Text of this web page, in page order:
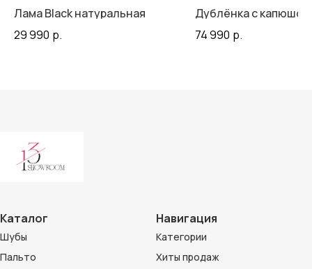
Лама Black натуральная
29 990 р.
Дублёнка с
74 990 р.
Каталог
Шубы
Пальто
Навигация
Категории
Хиты продаж